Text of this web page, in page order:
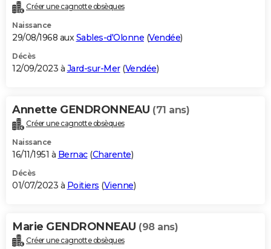
Créer une cagnotte obsèques
Naissance
29/08/1968 auxSables-d'Olonne (Vendée)
Décès
12/09/2023 à Jard-sur-Mer(Vendée)
Annette GENDRONNEAU (71 ans)
Créer une cagnotte obsèques
Naissance
16/11/1951 à Bernac(Charente)
Décès
01/07/2023 à Poitiers (Vienne)
Marie GENDRONNEAU (98 ans)
Créer une cagnotte obsèques